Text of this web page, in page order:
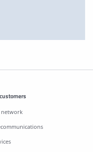
network